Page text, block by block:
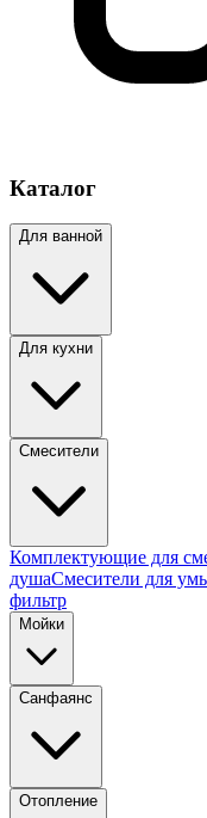
Каталог
Для ванной
Для кухни
Смесители
Комплектующие для
душаСмесители для
фильтр
Мойки
Санфаянс
Отопление